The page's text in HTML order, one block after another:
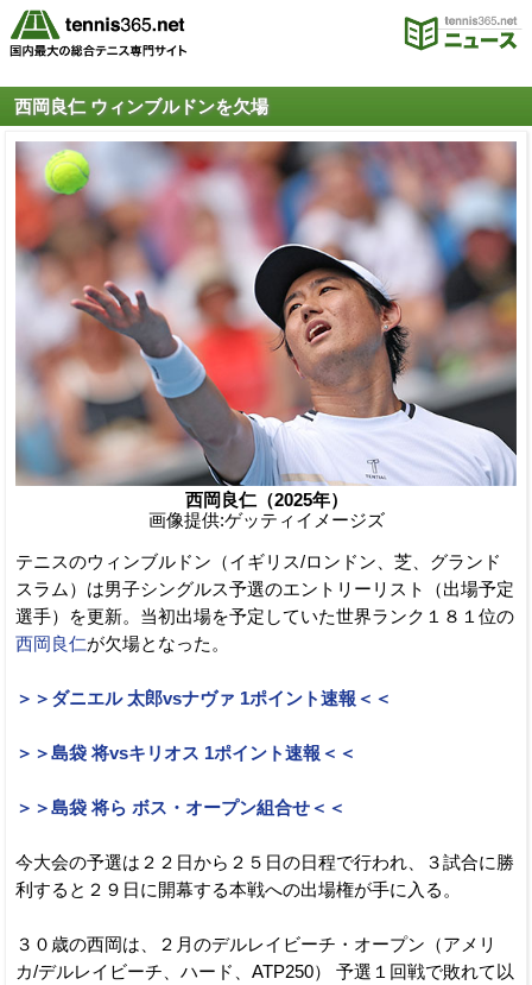
西岡良仁 ウィンブルドンを欠場
西岡良仁（2025年）
画像提供:ゲッティイメージズ
テニスのウィンブルドン（イギリス/ロンドン、芝、グランド
スラム）は男子シングルス予選のエントリーリスト（出場予定
選手）を更新。当初出場を予定していた世界ランク１８１位の
西岡良仁が欠場となった。
＞＞ダニエル 太郎vsナヴァ 1ポイント速報＜＜
＞＞島袋 将vsキリオス 1ポイント速報＜＜
＞＞島袋 将ら ボス・オープン組合せ＜＜
今大会の予選は２２日から２５日の日程で行われ、３試合に勝
利すると２９日に開幕する本戦への出場権が手に入る。
３０歳の西岡は、２月のデルレイビーチ・オープン（アメリ
カ/デルレイビーチ、ハード、ATP250） 予選１回戦で敗れて以